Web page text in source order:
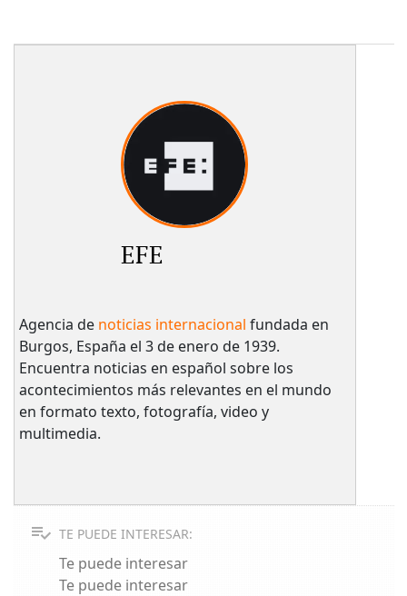
EFE
Agencia de noticias internacional fundada en
Burgos, España el 3 de enero de 1939.
Encuentra noticias en español sobre los
acontecimientos más relevantes en el mundo
en formato texto, fotografía, video y
multimedia.
TE PUEDE INTERESAR:
Te puede interesar
Te puede interesar